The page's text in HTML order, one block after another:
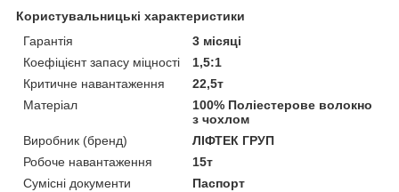
Користувальницькі характеристики
Гарантія
3 місяці
Коефіцієнт запасу міцності
1,5:1
Критичне навантаження
22,5т
Матеріал
100% Поліестерове волокно
з чохлом
Виробник (бренд)
ЛІФТЕК ГРУП
Робоче навантаження
15т
Сумісні документи
Паспорт